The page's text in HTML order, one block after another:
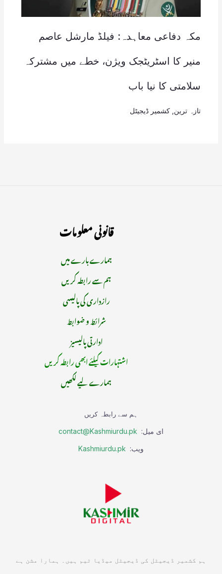
مکہ دفاعی معاہدہ: فیلڈ مارشل عاصم
منیر کا اسٹریٹجک ویژن، خطے میں مشترکہ
سلامتی کا نیا باب
تازہ ترین کشمیر ڈیجیٹل
قانونی معلومات
ہمارے بارے میں
ہم سے رابطہ کریں
رازداری کی پالیسی
شرائط و ضوابط
ادارتی پالیسیز
اشتہارات کیلئے ابھی رابطہ کریں
ہمارے لیے لکھیں
ہم سے رابطہ کریں
ای میل: contact@Kashmiurdu.pk
ویب: Kashmiurdu.pk
ہم کشمیر ڈیجیٹل کی ڈیجیٹل میڈیا ٹیم ہیں۔ ہمارا مشن ہے